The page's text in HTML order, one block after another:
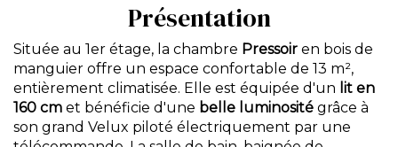
Présentation
Située au 1er étage, la chambre Pressoir en bois de
manguier offre un espace confortable de 13 m²,
entièrement climatisée. Elle est équipée d'un lit en
160 cm et bénéficie d'une belle luminosité grâce à
son grand Velux piloté électriquement par une